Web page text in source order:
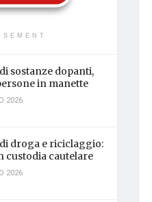
sostanze dopanti,
in manette
2026
droga e riciclaggio:
custodia cautelare
2026